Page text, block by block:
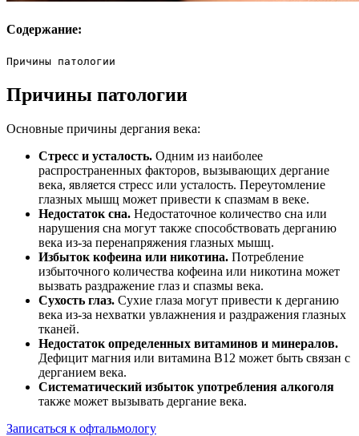
Содержание:
Причины патологии
Причины патологии
Основные причины дергания века:
Стресс и усталость. Одним из наиболее
распространенных факторов, вызывающих дергание
века, является стресс или усталость. Переутомление
глазных мышц может привести к спазмам в веке.
Недостаток сна. Недостаточное количество сна или
нарушения сна могут также способствовать дерганию
века из-за перенапряжения глазных мышц.
Избыток кофеина или никотина. Потребление
избыточного количества кофеина или никотина может
вызвать раздражение глаз и спазмы века.
Сухость глаз. Сухие глаза могут привести к дерганию
века из-за нехватки увлажнения и раздражения глазных
тканей.
Недостаток определенных витаминов и минералов.
Дефицит магния или витамина B12 может быть связан с
дерганием века.
Систематический избыток употребления алкоголя
также может вызывать дергание века.
Записаться к офтальмологу